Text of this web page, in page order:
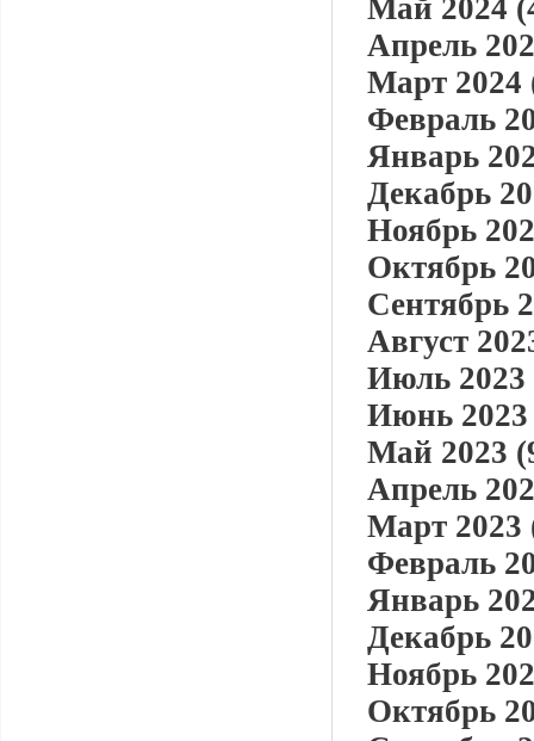
Май 2024
Апрель
Март 2024
Февраль
Январь
Декабрь
Ноябрь
Октябрь
Сентябрь
Август
Июль 2023
Июнь 2023
Май 2023
Апрель
Март 2023
Февраль
Январь
Декабрь
Ноябрь
Октябрь